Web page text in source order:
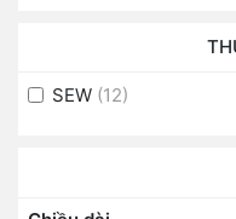
SEW (12)